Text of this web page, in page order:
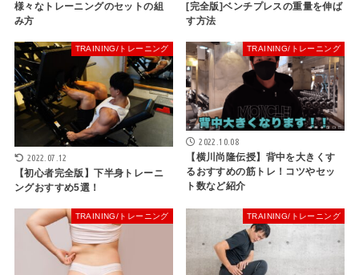
様々なトレーニングのセットの組
み方
[完全版]ベンチプレスの重量を伸ば
す方法
TRAINING/トレーニング
2022.07.12
【初心者完全版】下半身トレーニ
ングおすすめ5選！
TRAINING/トレーニング
2022.10.08
【横川尚隆伝授】背中を大きくす
るおすすめの筋トレ！コツやセッ
ト数など紹介
TRAINING/トレーニング TRAINING/トレーニング